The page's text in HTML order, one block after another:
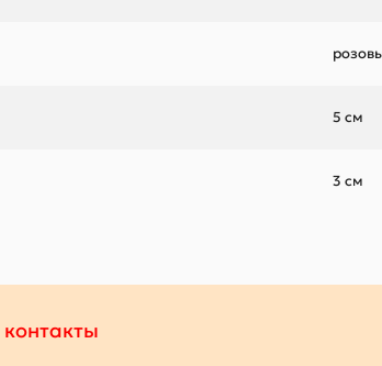
5 см
3 см